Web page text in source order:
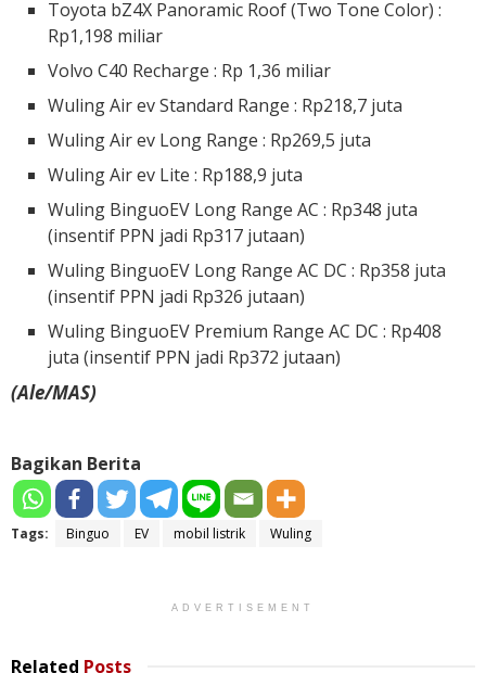
Toyota bZ4X Panoramic Roof (Two Tone Color) :
Rp1,198 miliar
Volvo C40 Recharge : Rp 1,36 miliar
Wuling Air ev Standard Range : Rp218,7 juta
Wuling Air ev Long Range : Rp269,5 juta
Wuling Air ev Lite : Rp188,9 juta
Wuling BinguoEV Long Range AC : Rp348 juta
(insentif PPN jadi Rp317 jutaan)
Wuling BinguoEV Long Range AC DC : Rp358 juta
(insentif PPN jadi Rp326 jutaan)
Wuling BinguoEV Premium Range AC DC : Rp408
juta (insentif PPN jadi Rp372 jutaan)
(Ale/MAS)
Bagikan Berita
Tags: Binguo EV mobil listrik Wuling
ADVERTISEMENT
Related Posts